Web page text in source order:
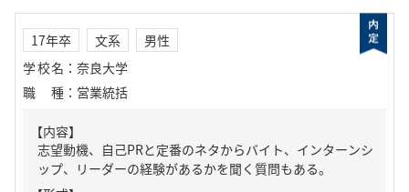
17年卒 文系
男性
学校名 ： 奈良大学
職種 ： 営業統括
【内容】
志望動機、自己PRと定番のネタからバイト、インターンシ
ップ、リーダーの経験があるかを聞く質問もある。